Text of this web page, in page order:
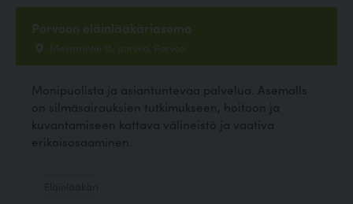
Porvoon eläinlääkäriasema
Mestarintie 15, porvoo, Porvoo
Monipuolista ja asiantuntevaa palvelua. Asemalls
on silmäsairauksien tutkimukseen, hoitoon ja
kuvantamiseen kattava välineistö ja vaativa
erikoisosaaminen.